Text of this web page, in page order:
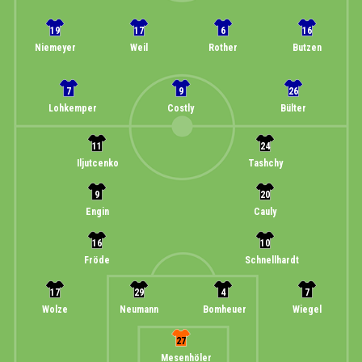
16
Butzen
6
Rother
17
Weil
19
Niemeyer
26
Bülter
9
Costly
7
Lohkemper
24
Tashchy
11
Iljutcenko
20
Cauly
9
Engin
10
Schnellhardt
16
Fröde
7
Wiegel
4
Bomheuer
29
Neumann
17
Wolze
27
Mesenhöler